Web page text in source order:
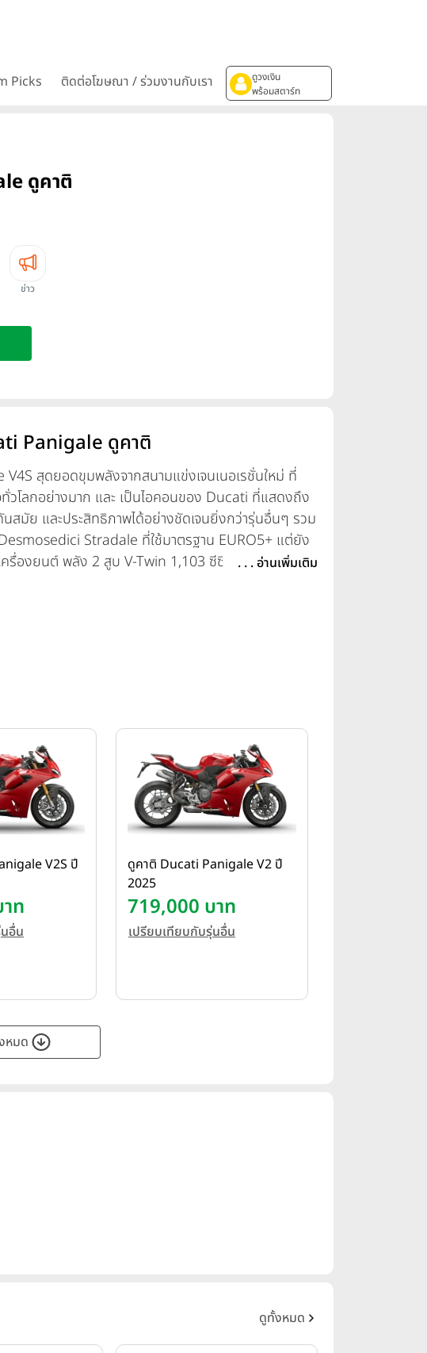
Picks ติดต่อโฆษณา / ร่วมงานกับเรา
ดูวงเงิน
พร้อมสตาร์ท
ดูคาติ
ข่าว
Panigale ดูคาติ
สุดยอดขุมพลังจากสนามแข่งเจนเนอเรชั่นใหม่ ที่
ทั่วโลกอย่างมาก และ เป็นไอคอนของ Ducati ที่แสดงถึง
สมัย และประสิทธิภาพได้อย่างชัดเจนยิ่งกว่ารุ่นอื่นๆ รวม
Stradale ที่ใช้มาตรฐาน EURO5+ แต่ยัง
รื่องยนต์ พลัง 2 สูบ V-Twin 1,103 ซีซี มาพร้อมกับ
. . . อ่านเพิ่มเติม
V2S ปี
ท
อื่น
ดูคาติ Ducati Panigale V2 ปี
2025
719,000 บาท
เปรียบเทียบกับรุ่นอื่น
หมด
ดูทั้งหมด